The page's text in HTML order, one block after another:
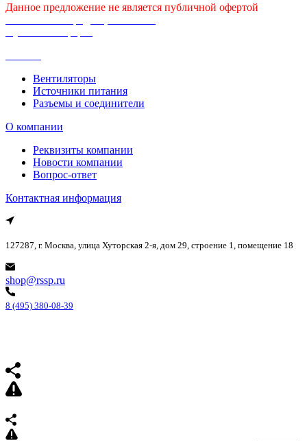
Данное предложение не является публичной офертой
Вентиляторы
Источники питания
Разъемы и соединители
О компании
Реквизиты компании
Новости компании
Вопрос-ответ
Контактная информация
127287, г. Москва, улица Хуторская 2-я, дом 29, строение 1, помещение 18
shop@rssp.ru
8 (495) 380-08-39